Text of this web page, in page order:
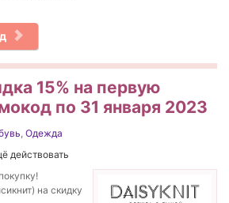
15% на первую
по 31 января 2023
, Одежда
действовать
на скидку